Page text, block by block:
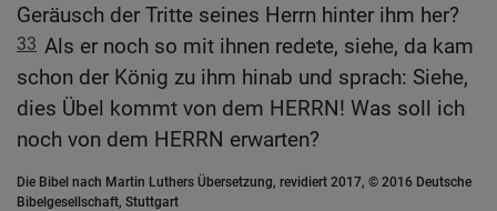
Geräusch der Tritte seines Herrn hinter ihm her?
33 Als er noch so mit ihnen redete, siehe, da kam
schon der König zu ihm hinab und sprach: Siehe,
dies Übel kommt von dem HERRN! Was soll ich
noch von dem HERRN erwarten?
Die Bibel nach Martin Luthers Übersetzung, revidiert 2017, © 2016 Deutsche
Bibelgesellschaft, Stuttgart